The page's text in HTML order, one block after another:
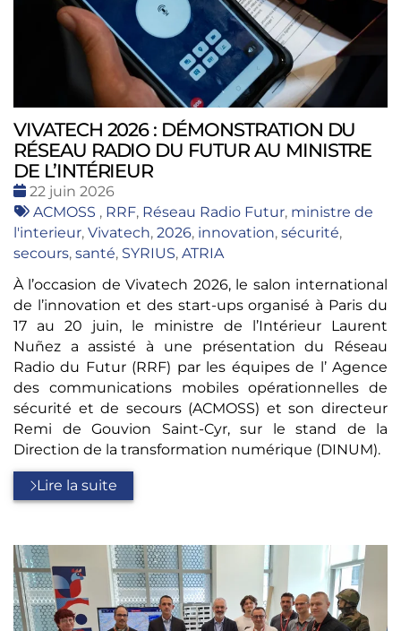
VIVATECH 2026 : DÉMONSTRATION DU
RÉSEAU RADIO DU FUTUR AU MINISTRE
DE L’INTÉRIEUR
Date
:
22 juin 2026
Tags
:
ACMOSS , RRF, Réseau Radio Futur, ministre de
l'interieur, Vivatech, 2026, innovation, sécurité,
secours, santé, SYRIUS, ATRIA
À l’occasion de Vivatech 2026, le salon international
de l’innovation et des start-ups organisé à Paris du
17 au 20 juin, le ministre de l’Intérieur Laurent
Nuñez a assisté à une présentation du Réseau
Radio du Futur (RRF) par les équipes de l’ Agence
des communications mobiles opérationnelles de
sécurité et de secours (ACMOSS) et son directeur
Remi de Gouvion Saint-Cyr, sur le stand de la
Direction de la transformation numérique (DINUM).
Lire la suite